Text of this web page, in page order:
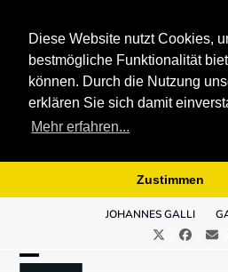
Diese Website nutzt Cookies,
bestmögliche Funktionalität
können. Durch die Nutzung
erklären Sie sich damit
Mehr erfahren...
Zustimmen
JOHANNES GALLI
Twitter E-